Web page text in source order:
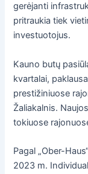
gerėjanti
pritraukia tiek
investuotojus.
Kauno butų
kvartalai,
prestižiniuose
Žaliakalnis.
tokiuose
Pagal „Ober-
2023 m.